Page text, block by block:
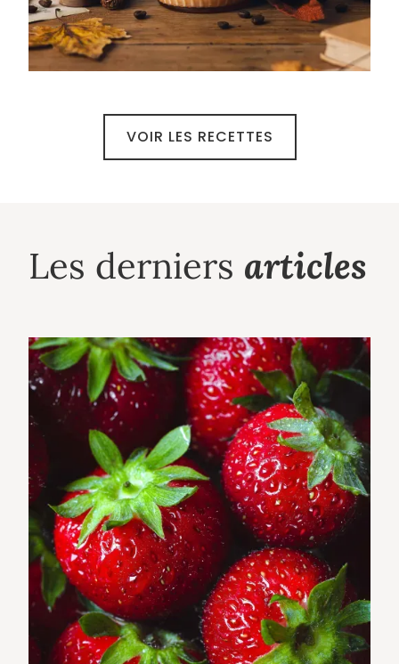
VOIR LES RECETTES
Les derniers articles